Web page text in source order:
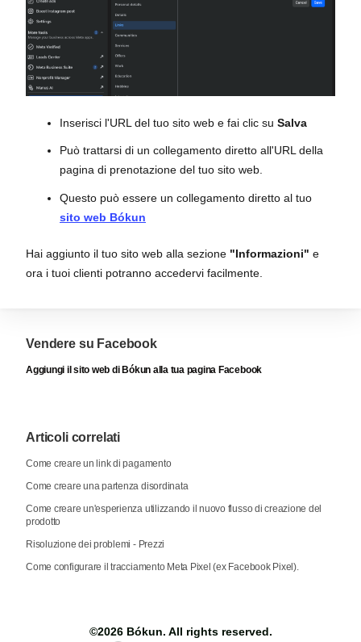
Inserisci l'URL del tuo sito web e fai clic su Salva
Può trattarsi di un collegamento diretto all'URL della
pagina di prenotazione del tuo sito web.
Questo può essere un collegamento diretto al tuo
sito web Bókun
Hai aggiunto il tuo sito web alla sezione "Informazioni" e
ora i tuoi clienti potranno accedervi facilmente.
Vendere su Facebook
Aggiungi il sito web di Bókun alla tua pagina Facebook
Articoli correlati
Come creare un link di pagamento
Come creare una partenza disordinata
Come creare un'esperienza utilizzando il nuovo flusso di creazione del
prodotto
Risoluzione dei problemi - Prezzi
Come configurare il tracciamento Meta Pixel (ex Facebook Pixel).
©2026 Bókun. All rights reserved.